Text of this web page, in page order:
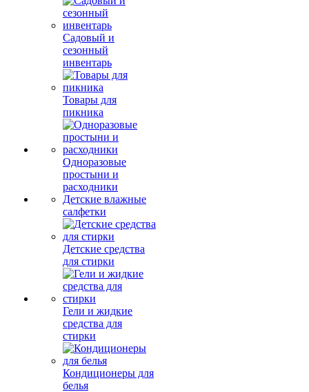
Садовый и
сезонный
инвентарь
Товары для
пикника
Одноразовые
простыни и
расходники
Детские влажные
салфетки
Детские средства
для стирки
Гели и жидкие
средства для
стирки
Кондиционеры для
белья